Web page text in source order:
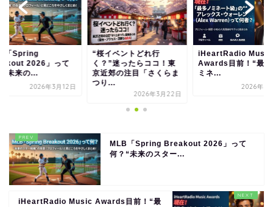
「Spring
2026」って
“未来の...
2026年3月12日
“桜イベントどれ行
く？”迷ったらココ！東
京近郊の注目「さくらま
つり...
2026年3月22日
iHeartRadio Music
Awards目前！“最多
ミネ...
2026年3
MLB「Spring Breakout 2026」って
何？“未来のスター...
iHeartRadio Music Awards目前！“最